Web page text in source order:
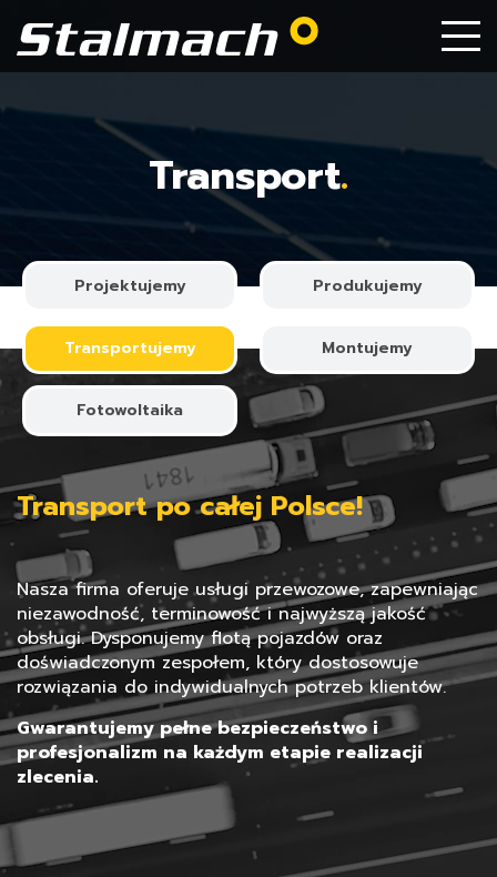
Transport.
Projektujemy Produkujemy
Transportujemy Montujemy
Fotowoltaika
Transport po całej Polsce!
Nasza firma oferuje usługi przewozowe, zapewniając
niezawodność, terminowość i najwyższą jakość
obsługi. Dysponujemy flotą pojazdów oraz
doświadczonym zespołem, który dostosowuje
rozwiązania do indywidualnych potrzeb klientów.
Gwarantujemy pełne bezpieczeństwo i
profesjonalizm na każdym etapie realizacji
zlecenia.